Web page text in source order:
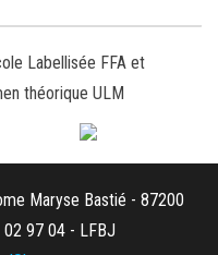
Labellisée FFA et
théorique ULM
Maryse Bastié - 87200
02 97 04 - LFBJ